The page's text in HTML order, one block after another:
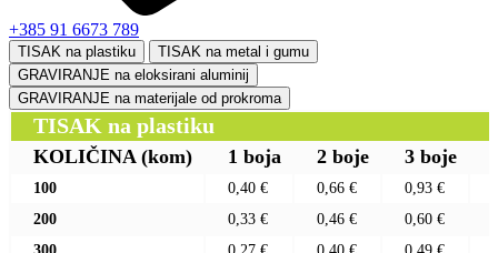
+385 91 6673 789
TISAK na plastiku
TISAK na metal i gumu
GRAVIRANJE na eloksirani aluminij
GRAVIRANJE na materijale od prokroma
TISAK na plastiku
KOLIČINA (kom) 1 boja 2 boje 3 boje
100 0,40 € 0,66 € 0,93 €
200
0,33 € 0,46 € 0,60 €